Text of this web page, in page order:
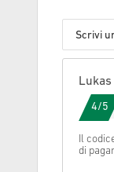
Scrivi
Lukas
4/5
Il
di